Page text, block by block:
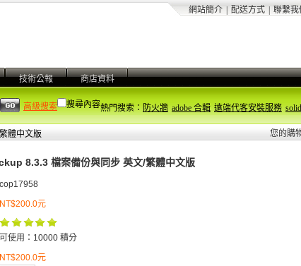
網站簡介 配送方式 聯繫我
技術公報 商店資料
熱門搜索：防火牆 adobe 合輯 遠端代客安裝服務
搜尋內容
高級搜索
體中文版 您的購
8.3.3 檔案備份與同步 英文/繁體中文版
NT$200.0元
使用：10000 積分
NT$200.0元